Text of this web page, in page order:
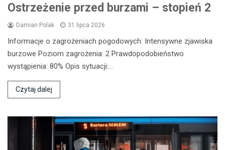
Ostrzeżenie przed burzami – stopień 2
Damian Polak 31 lipca 2026
Informacje o zagrożeniach pogodowych: Intensywne zjawiska
burzowe Poziom zagrożenia: 2 Prawdopodobieństwo
wystąpienia: 80% Opis sytuacji:…
Czytaj dalej